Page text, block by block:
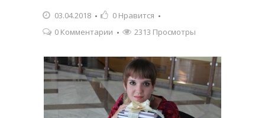
03.04.2018 0 Нравится
0 Комментарии
2313 Просмотры